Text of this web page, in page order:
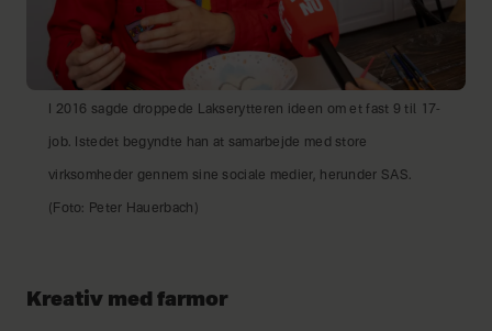
I 2016 sagde droppede Lakserytteren ideen om et fast 9 til 17-
job. Istedet begyndte han at samarbejde med store
virksomheder gennem sine sociale medier, herunder SAS.
(Foto: Peter Hauerbach)
Kreativ med farmor